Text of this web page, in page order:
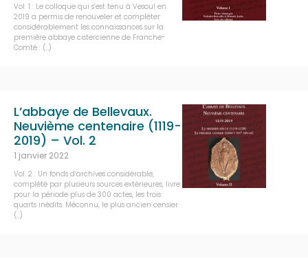
Vol. 1 : Le colloque qui s’est tenu à Vesoul en
2019 a permis de renouveler et compléter
considérablement les connaissances sur la
première abbaye cistercienne de Franche-
Comté : (…)
L’abbaye de Bellevaux.
Neuvième centenaire (1119-
2019) – Vol. 2
1 janvier 2022
Vol. 2 : Un fonds d’archives considérable,
complété par plusieurs sources extérieures, livre
pour la période plus de 300 actes, les trois
quarts inédits. Méconnu, le plus ancien censier
(…)